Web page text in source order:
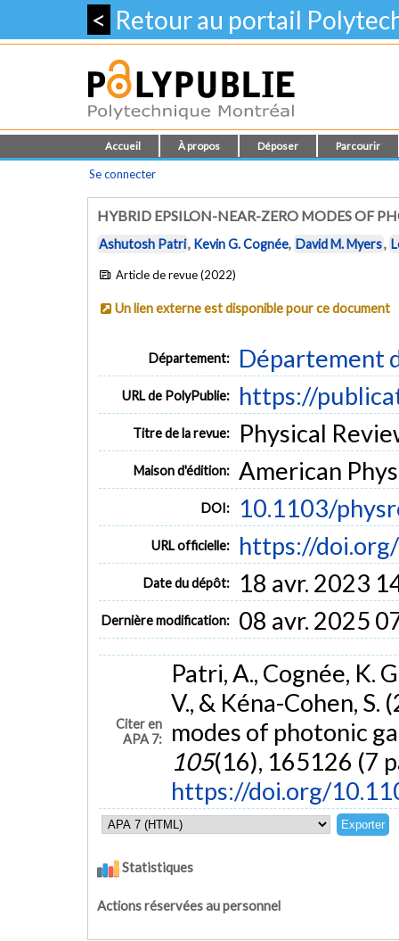
< Retour au portail
Accueil À propos Déposer Parcourir
Se connecter
HYBRID EPSILON-NEAR-ZERO MODES OF
Ashutosh Patri, Kevin G. Cognée, David M. Myers,
Article de revue (2022)
Un lien externe est disponible pour ce document
Département: Département
URL de PolyPublie: https://
Titre de la revue: Physical
Maison d'édition: American
DOI: 10.1103/
URL officielle: https://
Date du dépôt: 18 avr. 2023
Dernière modification: 08 avr. 2025
Citer en
APA 7:
Patri, A., Cognée, K.
V., & Kéna-Cohen,
modes of photonic
105(16), 165126 (7
https://doi.org/
Statistiques
Actions réservées au personnel